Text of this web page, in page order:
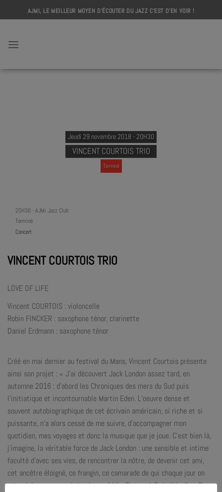
to
AJMI, LE MEILLEUR MOYEN D'ÉCOUTER DU JAZZ C'EST D'EN VOIR !
Jeudi 29 novembre 2018 - 20H30
VINCENT COURTOIS TRIO
Terminé
20H30 - AJMi Jazz Club
Terminé
Concert
VINCENT COURTOIS TRIO
LOVE OF LIFE
Vincent COURTOIS : violoncelle
Robin FINCKER : saxophone ténor, clarinette
Daniel Erdmann : saxophone ténor
Créé en mai dernier au festival du Mans, Vincent Courtois présente
ainsi son projet : « J’ai découvert Jack London assez tard, en
automne 2016 : d’abord les Chroniques des mers du Sud puis
l’initiatique et incontournable Martin Eden. L’oeuvre dense et
souvent autobiographique de cet écrivain américain, si riche et si
puissante, n’a alors cessé de me suivre, d’accompagner mon
quotidien, mes voyages et donc la musique que je joue. C’est bien là,
j’imagine, la véritable force de Jack London : une sensible et intime
faculté d’avec ses vies, de rencontrer la nôtre, de devenir cet ami,
cet ancêtre éloigné, ce frangin, ce camarade de qui chaque jour on
attend de nouveaux récits. Love of life, The road, To build a fire, The